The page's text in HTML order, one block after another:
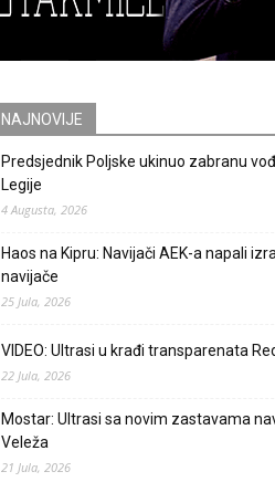
NAJNOVIJE
Predsjednik Poljske ukinuo zabranu
Legije
4 Augusta, 2026
Haos na Kipru: Navijači AEK-a napali
navijače
25 Jula, 2026
VIDEO: Ultrasi u krađi transparenata
22 Jula, 2026
Mostar: Ultrasi sa novim zastavama
Veleža
21 Jula, 2026